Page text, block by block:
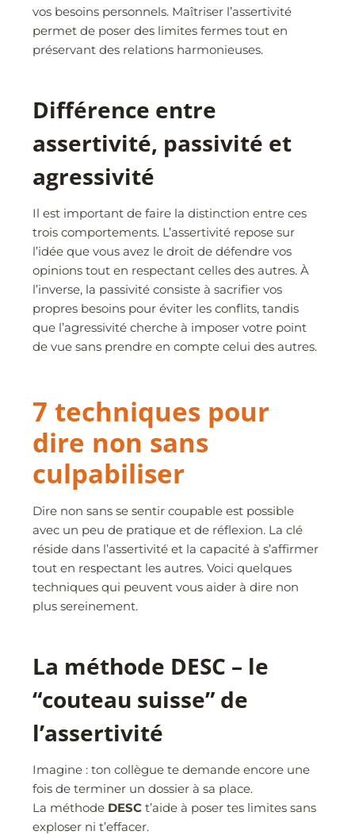
vos besoins personnels. Maîtriser l’assertivité
permet de poser des limites fermes tout en
préservant des relations harmonieuses.
Différence entre
assertivité, passivité et
agressivité
Il est important de faire la distinction entre ces
trois comportements. L’assertivité repose sur
l’idée que vous avez le droit de défendre vos
opinions tout en respectant celles des autres. À
l’inverse, la passivité consiste à sacrifier vos
propres besoins pour éviter les conflits, tandis
que l’agressivité cherche à imposer votre point
de vue sans prendre en compte celui des autres.
7 techniques pour
dire non sans
culpabiliser
Dire non sans se sentir coupable est possible
avec un peu de pratique et de réflexion. La clé
réside dans l’assertivité et la capacité à s’affirmer
tout en respectant les autres. Voici quelques
techniques qui peuvent vous aider à dire non
plus sereinement.
La méthode DESC – le
“couteau suisse” de
l’assertivité
Imagine : ton collègue te demande encore une
fois de terminer un dossier à sa place.
La méthode DESC t’aide à poser tes limites sans
exploser ni t’effacer.